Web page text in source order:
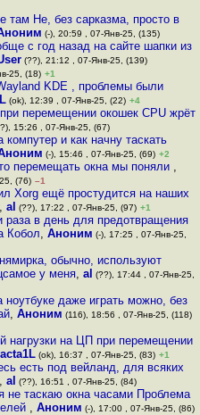
там Не, без сарказма, просто в
(-), 20:59 , 07-Янв-25, (135)
с год назад на сайте шапки из
(??), 21:12 , 07-Янв-25, (139)
25, (18) +1
KDE , проблемы были
(ok), 12:39 , 07-Янв-25, (22) +4
перемещении окошек CPU жрёт
15:26 , 07-Янв-25, (67)
и как начну таскать
(-), 15:46 , 07-Янв-25, (69) +2
перемещать окна мы поняли ,
(76) –1
Xorg ещё простудится на наших
al (??), 17:22 , 07-Янв-25, (97) +1
раза в день для предотвращения
Кобол, Аноним (-), 17:25 , 07-Янв-25,
обычно, используют
у меня,al (??), 17:44 , 07-Янв-25,
даже играть можно, без
, Аноним (116), 18:56 , 07-Янв-25, (118)
нагрузки на ЦП при перемещении
(ok), 16:37 , 07-Янв-25, (83) +1
есть под вейланд, для всяких
al (??), 16:51 , 07-Янв-25, (84)
не таскаю окна часами Проблема
, Аноним (-), 17:00 , 07-Янв-25, (86)